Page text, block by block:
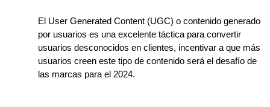
El User Generated Content (UGC) o contenido generado
por usuarios es una excelente táctica para convertir
usuarios desconocidos en clientes, incentivar a que más
usuarios creen este tipo de contenido será el desafío de
las marcas para el 2024.